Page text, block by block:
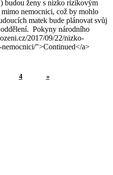
budou ženy s nízko rizikovým
nemocnici, což by mohlo
matek bude plánovat svůj
Pokyny národního
2017/09/22/nizko-
">Continued</a>
4 »